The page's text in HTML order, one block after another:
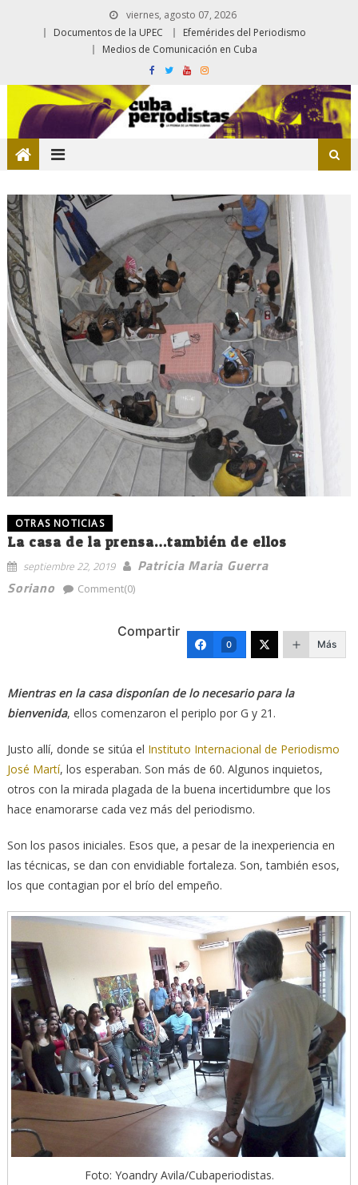
viernes, agosto 07, 2026
Documentos de la UPEC
Efemérides del Periodismo
Medios de Comunicación en Cuba
OTRAS NOTICIAS
La casa de la prensa…también de ellos
septiembre 22, 2019
Patricia Maria Guerra
Soriano
Comment(0)
Compartir
0 Más
Mientras en la casa disponían de lo necesario para la
bienvenida, ellos comenzaron el periplo por G y 21.
Justo allí, donde se sitúa el Instituto Internacional de Periodismo
José Martí, los esperaban. Son más de 60. Algunos inquietos,
otros con la mirada plagada de la buena incertidumbre que los
hace enamorarse cada vez más del periodismo.
Son los pasos iniciales. Esos que, a pesar de la inexperiencia en
las técnicas, se dan con envidiable fortaleza. Son, también esos,
los que contagian por el brío del empeño.
Foto: Yoandry Avila/Cubaperiodistas.